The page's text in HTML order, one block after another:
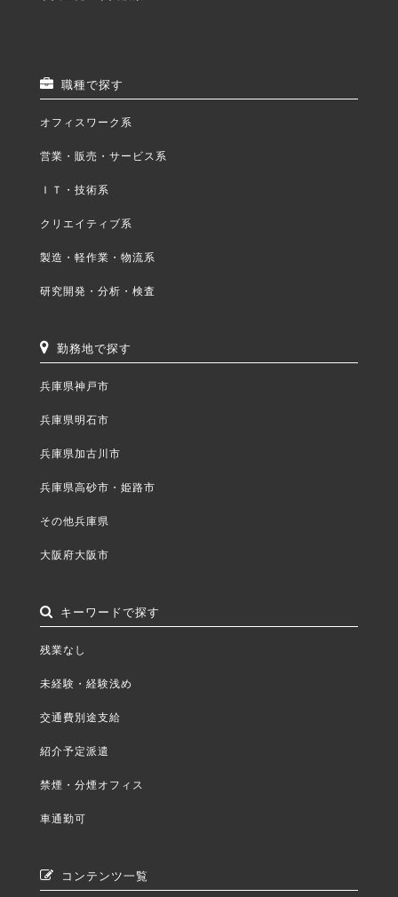
職種で探す
オフィスワーク系
営業・販売・サービス系
ＩＴ・技術系
クリエイティブ系
製造・軽作業・物流系
研究開発・分析・検査
勤務地で探す
兵庫県神戸市
兵庫県明石市
兵庫県加古川市
兵庫県高砂市・姫路市
その他兵庫県
大阪府大阪市
キーワードで探す
残業なし
未経験・経験浅め
交通費別途支給
紹介予定派遣
禁煙・分煙オフィス
車通勤可
コンテンツ一覧